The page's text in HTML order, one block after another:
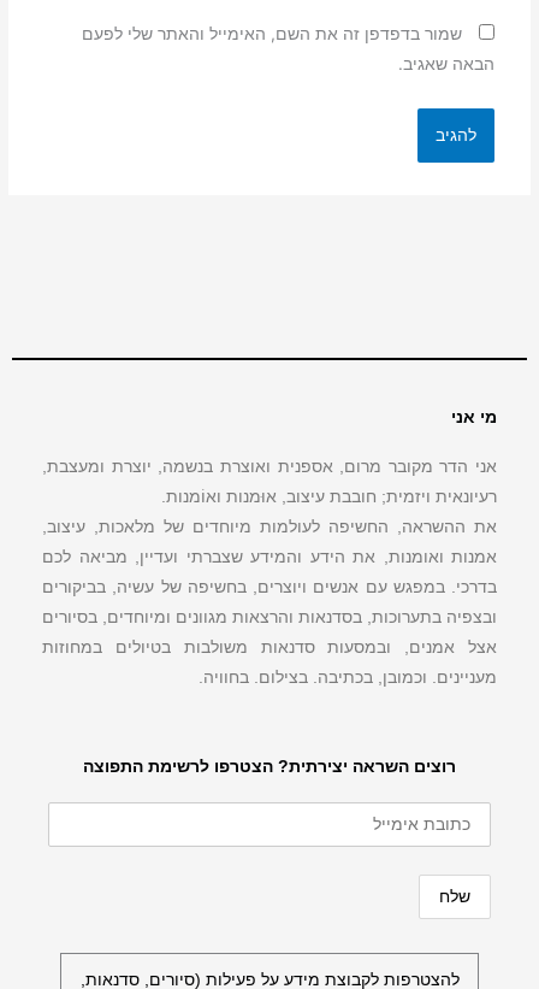
שמור בדפדפן זה את השם, האימייל והאתר שלי לפעם
הבאה שאגיב.
רוצים השראה יצירתית? הצטרפו לרשימת התפוצה
להצטרפות לקבוצת מידע על פעילות (סיורים, סדנאות,
מי אני
אני הדר מקובר מרום, אספנית ואוצרת בנשמה, יוצרת ומעצבת,
רעיונאית ויזמית; חובבת עיצוב, אוּמנות ואוֹמנות.
את ההשראה, החשיפה לעולמות מיוחדים של מלאכות, עיצוב,
אמנות ואומנות, את הידע והמידע שצברתי ועדיין, מביאה לכם
בדרכי. במפגש עם אנשים ויוצרים, בחשיפה של עשיה, בביקורים
ובצפיה בתערוכות, בסדנאות והרצאות מגוונים ומיוחדים, בסיורים
אצל אמנים, ובמסעות סדנאות משולבות בטיולים במחוזות
מעניינים. וכמובן, בכתיבה. בצילום. בחוויה.